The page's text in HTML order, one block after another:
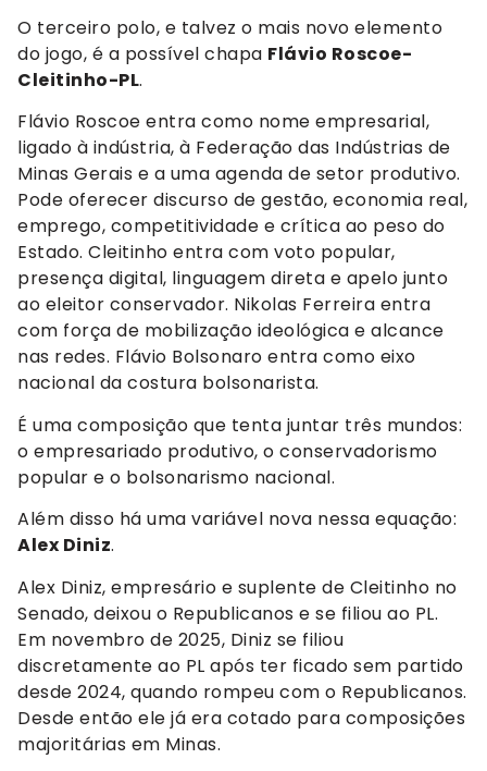
O terceiro polo, e talvez o mais novo elemento
do jogo, é a possível chapa Flávio Roscoe-
Cleitinho-PL.
Flávio Roscoe entra como nome empresarial,
ligado à indústria, à Federação das Indústrias de
Minas Gerais e a uma agenda de setor produtivo.
Pode oferecer discurso de gestão, economia real,
emprego, competitividade e crítica ao peso do
Estado. Cleitinho entra com voto popular,
presença digital, linguagem direta e apelo junto
ao eleitor conservador. Nikolas Ferreira entra
com força de mobilização ideológica e alcance
nas redes. Flávio Bolsonaro entra como eixo
nacional da costura bolsonarista.
É uma composição que tenta juntar três mundos:
o empresariado produtivo, o conservadorismo
popular e o bolsonarismo nacional.
Além disso há uma variável nova nessa equação:
Alex Diniz.
Alex Diniz, empresário e suplente de Cleitinho no
Senado, deixou o Republicanos e se filiou ao PL.
Em novembro de 2025, Diniz se filiou
discretamente ao PL após ter ficado sem partido
desde 2024, quando rompeu com o Republicanos.
Desde então ele já era cotado para composições
majoritárias em Minas.